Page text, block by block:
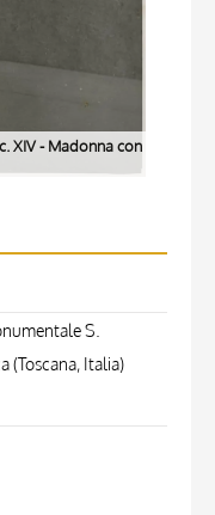
XIV - Madonna con
S.
(Toscana, Italia)